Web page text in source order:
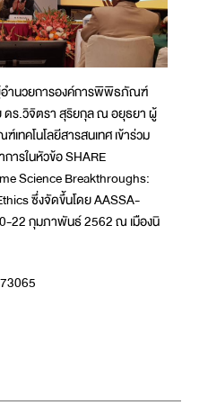
ำนวยการองค์การพิพิธภัณฑ์
ร.วิจิตรา สุริยกุล ณ อยุธยา ผู้
ทคโนโลยีสารสนเทศ เข้าร่วม
ารในหัวข้อ SHARE
Science Breakthroughs:
ซึ่งจัดขึ้นโดย AASSA-
22 กุมภาพันธ์ 2562 ณ เมืองนิ